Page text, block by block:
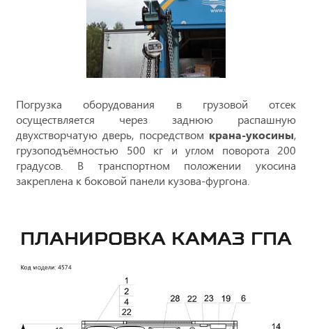
Погрузка оборудования в грузовой отсек
осуществляется через заднюю распашную
двухстворчатую дверь, посредством крана-укосины,
грузоподъёмностью 500 кг и углом поворота 200
градусов. В транспортном положении укосина
закреплена к боковой панели кузова-фургона.
ПЛАНИРОВКА КАМАЗ ГПА